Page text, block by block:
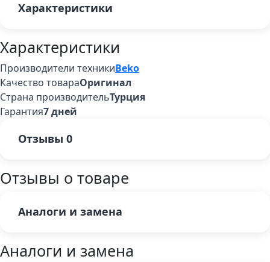
Характеристики
Характеристики
Производители техникиBeko
Качество товараОригинал
Страна производительТурция
Гарантия7 дней
Отзывы 0
Отзывы о товаре
Аналоги и замена
Аналоги и замена